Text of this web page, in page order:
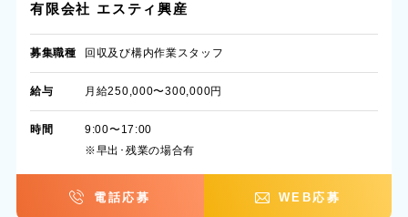
有限会社 エスティ興産
募集職種 回収及び構内作業スタッフ
給与 月給250,000〜300,000円
時間
9:00〜17:00
※早出･残業の場合有
電話応募 WEB応募